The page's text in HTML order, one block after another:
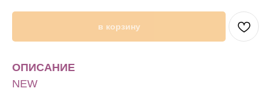
в корзину
ОПИСАНИЕ
NEW